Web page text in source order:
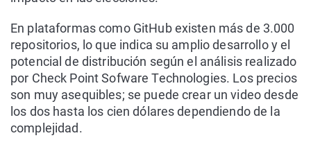
En plataformas como GitHub existen más de 3.000
repositorios, lo que indica su amplio desarrollo y el
potencial de distribución según el análisis realizado
por Check Point Sofware Technologies. Los precios
son muy asequibles; se puede crear un video desde
los dos hasta los cien dólares dependiendo de la
complejidad.